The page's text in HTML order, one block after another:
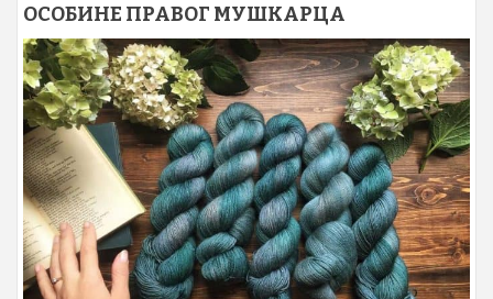
ОСОБИНЕ ПРАВОГ МУШКАРЦА